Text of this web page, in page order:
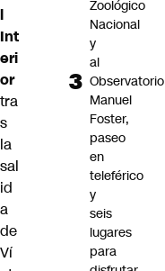
l
Int
eri
or
tra
s
la
sal
id
a
de
Ví
Zoológico
Nacional
y
al
Observatorio
Manuel
Foster,
paseo
en
teleférico
y
seis
lugares
para